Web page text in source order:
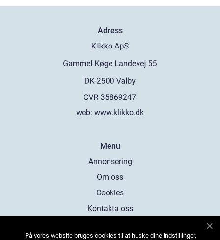
Adress
web: www.klikko.dk
Menu
Annonsering
Om oss
Cookies
Kontakta oss
På vores website bruges cookies til at huske dine indstillinger,